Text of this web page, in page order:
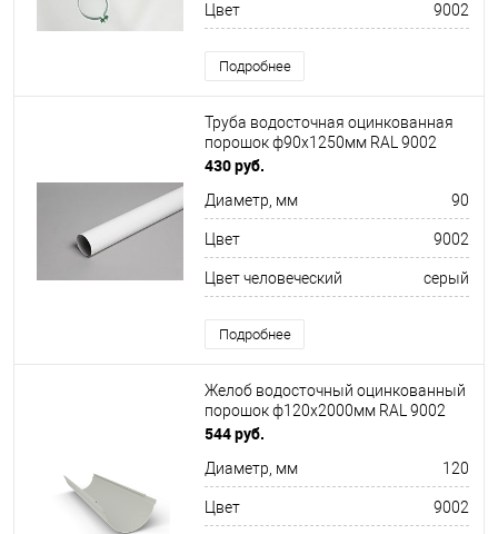
Цвет 9002
Подробнее
Труба водосточная оцинкованная
порошок ф90х1250мм RAL 9002
430 руб.
Диаметр, мм 90
Цвет 9002
Цвет человеческий серый
Подробнее
Желоб водосточный оцинкованный
порошок ф120х2000мм RAL 9002
544 руб.
Диаметр, мм 120
Цвет 9002